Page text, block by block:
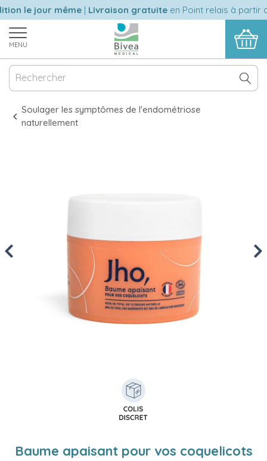
le jour même|Livraison gratuiteen Point relais à partir
MENU
Soulager les symptômes de l'endométriose
naturellement
Previous
Baume apaisant pour vos coquelicots